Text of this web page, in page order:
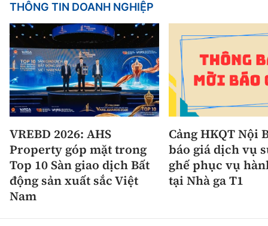
THÔNG TIN DOANH NGHIỆP
VREBD 2026: AHS
Property góp mặt trong
Top 10 Sàn giao dịch Bất
động sản xuất sắc Việt
Nam
Cảng HKQT Nội
báo giá dịch vụ
ghế phục vụ
tại Nhà ga T1